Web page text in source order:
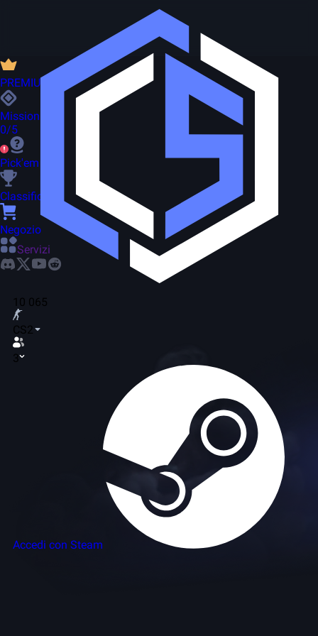
10 065
CS2
3
Accedi con Steam
PREMIUM
Missioni
0/5
Pick'em
Classifica
Negozio
Servizi